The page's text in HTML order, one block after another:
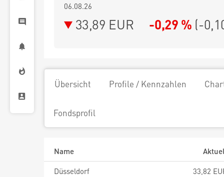
06.08.26
33,89 EUR -0,29 % (-
Übersicht Profile / Kennzahlen
Fondsprofil
Name
Düsseldorf
33,82